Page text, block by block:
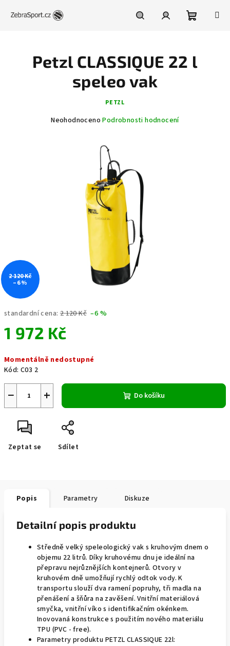
košík
standardní cena: 2 120 Kč –6 %
1 972 Kč
cena:
Momentálně nedostupné
Kód: C03 2
+
− Do košíku
Zeptat se Sdílet
Petzl CLASSIQUE 22 l
speleo vak
PETZL
Průměrné
hvězdiček.
Neohodnoceno Podrobnosti hodnocení
2 120 Kč
–6 %
Popis Parametry Diskuze
Detailní popis produktu
Středně velký speleologický vak s kruhovým dnem o
objemu 22 litrů. Díky kruhovému dnu je ideální na
přepravu nejrůznějších kontejnerů. Otvory v
kruhovém dně umožňují rychlý odtok vody. K
transportu slouží dva ramení popruhy, tři madla na
přenášení a šňůra na zavěšení. Vnitřní materiálová
smyčka, vnitřní víko s identifikačním okénkem.
Inovovaná konstrukce s použitím nového materiálu
TPU (PVC - free).
Parametry produktu PETZL CLASSIQUE 22l: